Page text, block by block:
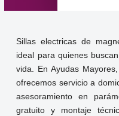
Sillas electricas de
ideal para quienes
vida. En Ayudas
ofrecemos servicio a
asesoramiento en
gratuito y montaje